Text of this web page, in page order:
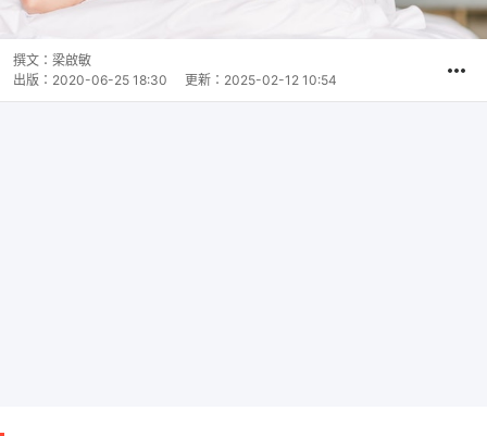
撰文： 梁啟敏
出版： 2020-06-25 18:30 更新： 2025-02-12 10:54